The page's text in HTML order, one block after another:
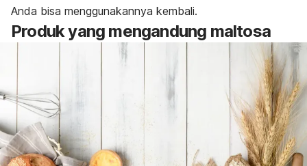
Anda bisa menggunakannya kembali.
Produk yang mengandung maltosa